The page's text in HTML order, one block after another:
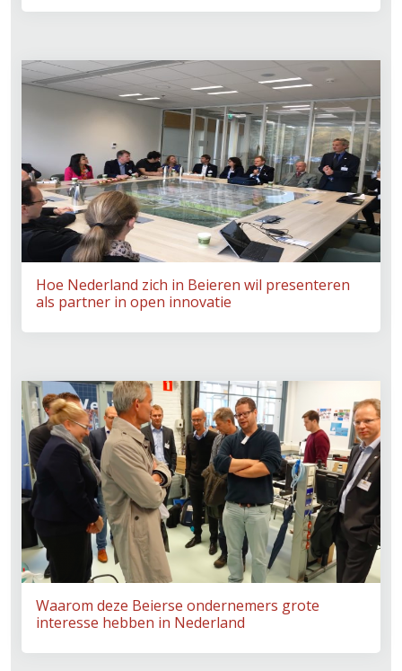
Hoe Nederland zich in Beieren wil presenteren
als partner in open innovatie
Waarom deze Beierse ondernemers grote
interesse hebben in Nederland